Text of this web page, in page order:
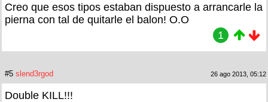
Creo que esos tipos estaban dispuesto a arrancarle la
pierna con tal de quitarle el balon! O.O
1
#5 slend3rgod 26 ago 2013, 05:12
Double KILL!!!